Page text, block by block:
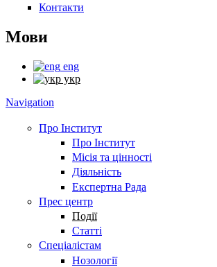
Контакти
Мови
eng
укр
Navigation
Про Інститут
Про Інститут
Місія та цінності
Діяльність
Експертна Рада
Прес центр
Події
Статті
Спеціалістам
Нозології